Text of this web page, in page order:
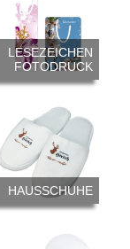
LESEZEICHEN
FOTODRUCK
HAUSSCHUHE